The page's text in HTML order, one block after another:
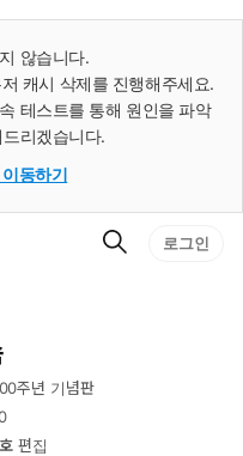
않습니다.
캐시 삭제를 진행해주세요.
테스트를 통해 원인을 파악
리겠습니다.
동하기
검
로그인
주년 기념판
편집